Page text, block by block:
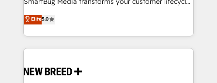
Perplexity等のAI検索からの流入・引用を前提にコンテ
ンツとサイト構造を最適化。 🏆 なぜ100incを選ぶの
ISO9001:2015 取得 ✓ 400社以上の導入実績 ✓
HubSpot大百科 出版 CRM・AI活用に関するご相談、現
security. 🏆 Why Bluleadz? GTM OS Partner | 16+
Years Experience | 1,000+ Five-Star Reviews
into a revenue engine. Our unified ecosystem
includes specialized divisions Globalia (AI &
Software) and Point Success Media (Paid Media),
making this the official home for all three brands. 🔄
and system integrations powered by Globalia’s
Elite5.0